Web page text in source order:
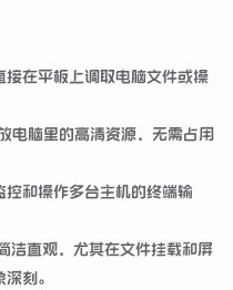
接在平板上调取电脑文件或操
电脑里的高清资源，无需占用
控和操作多台主机的终端输
洁直观，尤其在文件挂载和屏
刻。